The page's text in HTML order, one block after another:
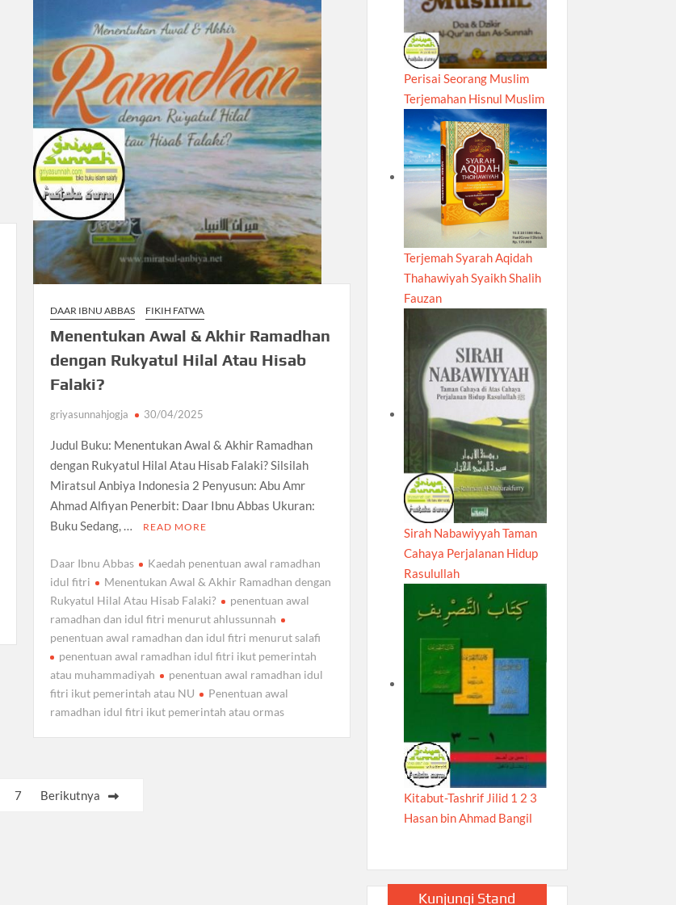
DAAR IBNU ABBAS FIKIH FATWA
Menentukan Awal & Akhir Ramadhan
dengan Rukyatul Hilal Atau Hisab
Falaki?
griyasunnahjogja 30/04/2025
Judul Buku: Menentukan Awal & Akhir Ramadhan
dengan Rukyatul Hilal Atau Hisab Falaki? Silsilah
Miratsul Anbiya Indonesia 2 Penyusun: Abu Amr
Ahmad Alfiyan Penerbit: Daar Ibnu Abbas Ukuran:
Buku Sedang, …
READ MORE
Daar Ibnu Abbas
Kaedah penentuan awal ramadhan
idul fitri
Menentukan Awal & Akhir Ramadhan dengan
Rukyatul Hilal Atau Hisab Falaki?
penentuan awal
ramadhan dan idul fitri menurut ahlussunnah
penentuan awal ramadhan dan idul fitri menurut salafi
penentuan awal ramadhan idul fitri ikut pemerintah
atau muhammadiyah
penentuan awal ramadhan idul
fitri ikut pemerintah atau NU
Penentuan awal
ramadhan idul fitri ikut pemerintah atau ormas
7 Berikutnya
Perisai Seorang Muslim
Terjemahan Hisnul Muslim
Terjemah Syarah Aqidah
Thahawiyah Syaikh Shalih
Fauzan
Sirah Nabawiyyah Taman
Cahaya Perjalanan Hidup
Rasulullah
Kitabut-Tashrif Jilid 1 2 3
Hasan bin Ahmad Bangil
Kunjungi Stand